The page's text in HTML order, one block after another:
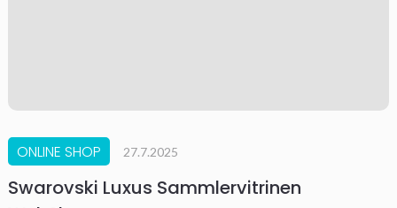
ONLINE SHOP 27.7.2025
Swarovski Luxus Sammlervitrinen